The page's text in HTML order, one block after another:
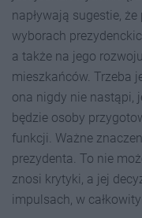
napływają sugestie,
wyborach
a także na jego
mieszkańców. Trzeba
ona nigdy nie nastąpi,
będzie osoby
funkcji. Ważne
prezydenta. To nie
znosi krytyki, a jej
impulsach, w